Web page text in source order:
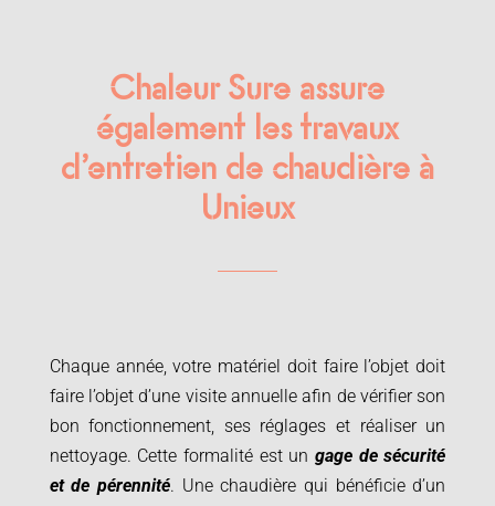
Chaleur Sure assure
également les travaux
d’entretien de chaudière à
Unieux
Chaque année, votre matériel doit faire l’objet doit
faire l’objet d’une visite annuelle afin de vérifier son
bon fonctionnement, ses réglages et réaliser un
nettoyage. Cette formalité est un gage de sécurité
et de pérennité. Une chaudière qui bénéficie d’un